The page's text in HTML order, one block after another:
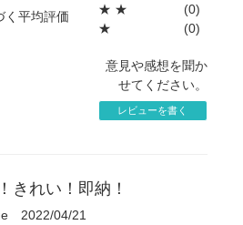
く平均評価
★ ★
(0)
★
(0)
意見や感想を聞か
せてください。
レビューを書く
きれい！即納！
2022/04/21